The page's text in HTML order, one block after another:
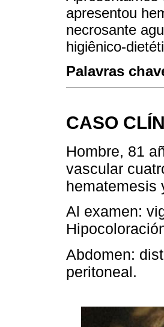
apresentou
necrosante
higiênico-
Palavras
CASO
Hombre, 81
vascular
hematemesis
Al examen:
Abdomen:
peritoneal.